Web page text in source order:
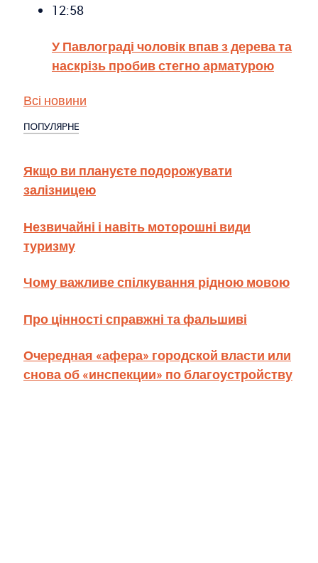
12:58
У Павлограді чоловік впав з дерева та
наскрізь пробив стегно арматурою
Всі новини
ПОПУЛЯРНЕ
Якщо ви плануєте подорожувати
залізницею
Незвичайні і навіть моторошні види
туризму
Чому важливе спілкування рідною мовою
Про цінності справжні та фальшиві
Очередная «афера» городской власти или
снова об «инспекции» по благоустройству